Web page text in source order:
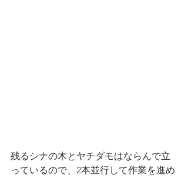
残るシナの木とヤチダモはならんで立
っているので、2本並行して作業を進め